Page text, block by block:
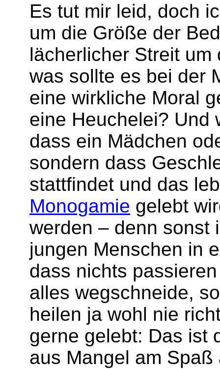
Es tut mir leid, doch
um die Größe der
lächerlicher Streit
was sollte es bei der
eine wirkliche Moral
eine Heuchelei? Und
dass ein Mädchen
sondern dass
stattfindet und das
Monogamie gelebt
werden – denn sonst
jungen Menschen in
dass nichts
alles wegschneide,
heilen ja wohl nie
gerne gelebt: Das ist
aus Mangel am